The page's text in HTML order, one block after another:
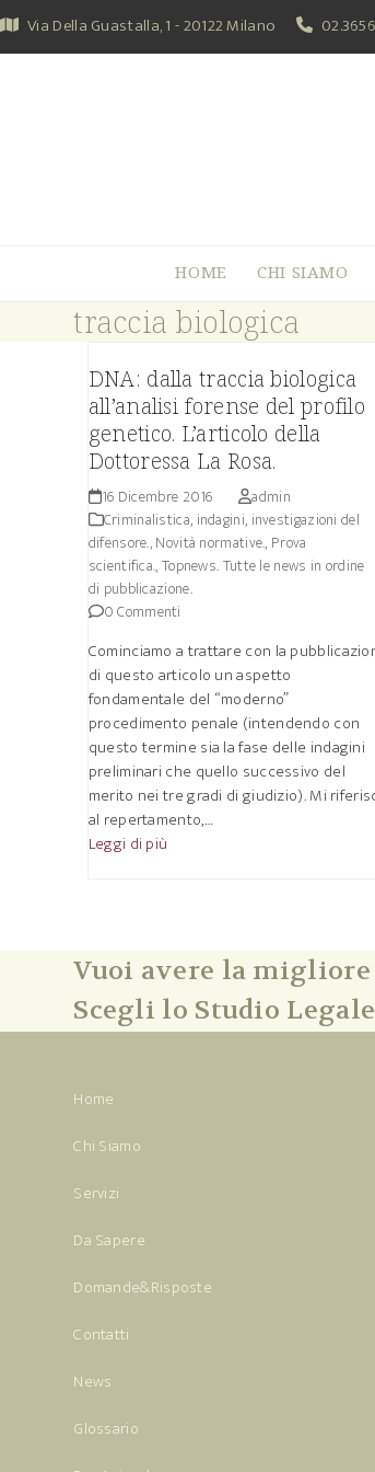
Skip
to
content
Via Della Guastalla, 1 - 20122 Milano
HOME CHI SIAMO
traccia biologica
DNA: dalla traccia biologica
all’analisi forense del profilo
genetico. L’articolo della
Dottoressa La Rosa.
16 Dicembre 2016
admin
Criminalistica, indagini, investigazioni del
difensore.,Novità normative., Prova
scientifica.,Topnews. Tutte le news in ordine
di pubblicazione.
0 Commenti
Cominciamo a trattare con la
di questo articolo un aspetto
fondamentale del “moderno”
procedimento penale (intendendo con
questo termine sia la fase delle indagini
preliminari che quello successivo del
merito nei tre gradi di giudizio). Mi
al repertamento,…
Leggi di più
Vuoi avere la migliore
Scegli lo Studio
Home
Chi Siamo
Servizi
Da Sapere
Domande&Risposte
Contatti
News
Glossario